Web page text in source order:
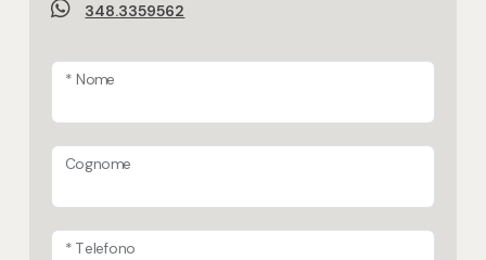
348.3359562
* Nome
Cognome
* Telefono